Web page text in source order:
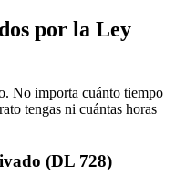
por la Ley
No importa cuánto tiempo
tengas ni cuántas horas
(DL 728)